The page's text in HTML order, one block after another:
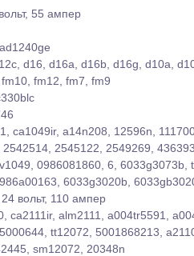
55 ампер
d16, d16a, d16b, d16g, d10a,
fm10, fm12, fm7, fm9
ca1049ir, a14n208, 12596n,
2545122, 2549269,
0986081860, 6, 6033g3073b,
6033g3020b,
вольт, 110 ампер
ca2111ir, alm2111, a004tr5591,
tt12072, 5001868213,
sm12072, 20348n